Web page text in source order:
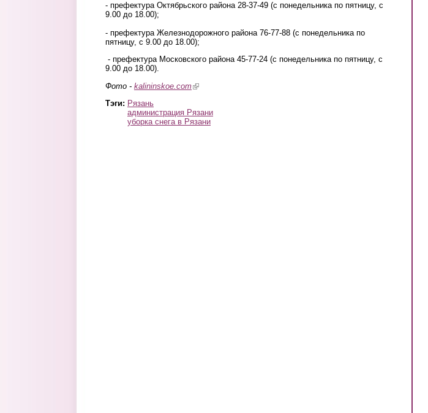
- префектура Октябрьского района 28-37-49 (с понедельника по пятницу, с
9.00 до 18.00);
- префектура Железнодорожного района 76-77-88 (с понедельника по
пятницу, с 9.00 до 18.00);
- префектура Московского района 45-77-24 (с понедельника по пятницу, с
9.00 до 18.00).
Фото - kalininskoe.com(link is external)
Тэги: Рязань
администрация Рязани
уборка снега в Рязани